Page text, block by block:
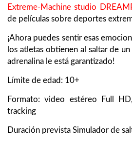
Extreme-Machine studio
de películas sobre deportes
¡Ahora puedes sentir esas
los atletas obtienen al saltar de
adrenalina le está garantizado!
Límite de edad: 10+
Formato: video estéreo Full
tracking
Duración prevista Simulador de